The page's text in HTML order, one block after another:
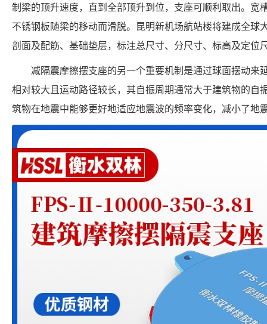
制梁的顶升速度，直到全部顶升到位，支座可顺利取出。宽
不锈钢板随梁的移动而滑脱。昆明新机场航站楼将建成全球
剖面及配筋、基础垫层，标注总尺寸、分尺寸、标高及定位
减隔震摩擦摆支座的另一个重要机制是通过球面摆动来
相对较大且运动路径较长，其自振周期通常大于建筑物的自
筑物在地震中能够更好地适应地震波的频率变化，减小了地